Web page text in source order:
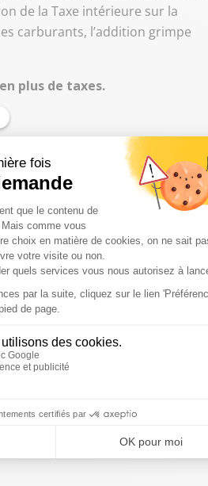
de la Taxe intérieure sur la
carburants, l’addition grimpe
plus de taxes.
taxes ! ➽ La chronique de